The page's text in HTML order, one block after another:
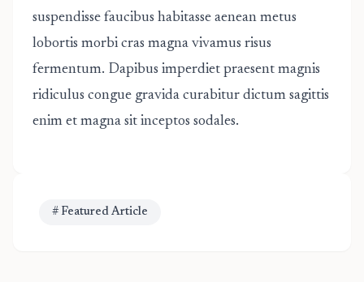
suspendisse faucibus habitasse aenean metus
lobortis morbi cras magna vivamus risus
fermentum. Dapibus imperdiet praesent magnis
ridiculus congue gravida curabitur dictum sagittis
enim et magna sit inceptos sodales.
# Featured Article